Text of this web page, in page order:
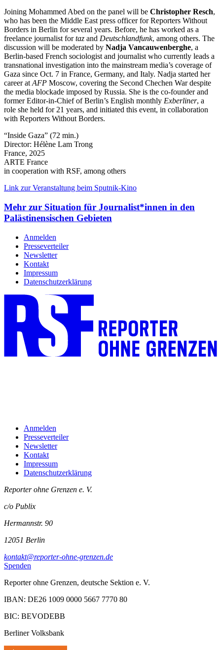
Joining Mohammed Abed on the panel will be Christopher Resch,
who has been the Middle East press officer for Reporters Without
Borders in Berlin for several years. Before, he has worked as a
freelance journalist fortaz and Deutschlandfunk, among others. The
discussion will be moderated by Nadja Vancauwenberghe, a
Berlin-based French sociologist and journalist who currently leads a
transnational investigation into the mainstream media’s coverage of
Gaza since Oct. 7 in France, Germany, and Italy. Nadja started her
career atAFP Moscow, covering the Second Chechen War despite
the media blockade imposed by Russia. She is the co-founder and
former Editor-in-Chief of Berlin’s English monthly Exberliner, a
role she held for 21 years, and initiated this event, in collaboration
with Reporters Without Borders.
“Inside Gaza” (72 min.)
Director: Hélène Lam Trong
France, 2025
ARTE France
in cooperation with RSF, among others
Link zur Veranstaltung beim Sputnik-Kino
Mehr zur Situation für Journalist*innen in den
Palästinensischen Gebieten
Anmelden
Presseverteiler
Newsletter
Kontakt
Impressum
Datenschutzerklärung
Anmelden
Presseverteiler
Newsletter
Kontakt
Impressum
Datenschutzerklärung
Reporter ohne Grenzen e. V.
c/o Publix
Hermannstr. 90
12051 Berlin
kontakt@reporter-ohne-grenzen.de
Spenden
Reporter ohne Grenzen, deutsche Sektion e. V.
IBAN: DE26 1009 0000 5667 7770 80
BIC: BEVODEBB
Berliner Volksbank